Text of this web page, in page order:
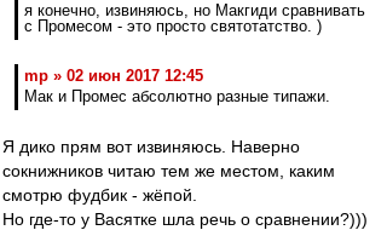
я конечно, извиняюсь, но Макгиди сравнивать
с Промесом - это просто святотатство. )
mp » 02 июн 2017 12:45
Мак и Промес абсолютно разные типажи.
Я дико прям вот извиняюсь. Наверно
сокнижников читаю тем же местом, каким
смотрю фудбик - жёпой.
Но где-то у Васятке шла речь о сравнении?)))